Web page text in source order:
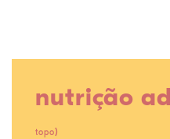
nutrição
topo)